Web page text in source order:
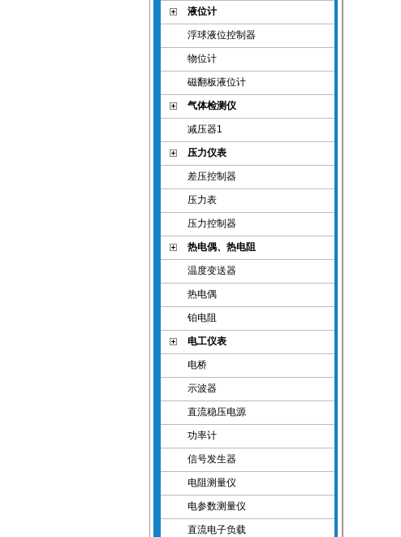
液位计
浮球液位控制器
物位计
磁翻板液位计
气体检测仪
减压器1
压力仪表
差压控制器
压力表
压力控制器
热电偶、热电阻
温度变送器
热电偶
铂电阻
电工仪表
电桥
示波器
直流稳压电源
功率计
信号发生器
电阻测量仪
电参数测量仪
直流电子负载